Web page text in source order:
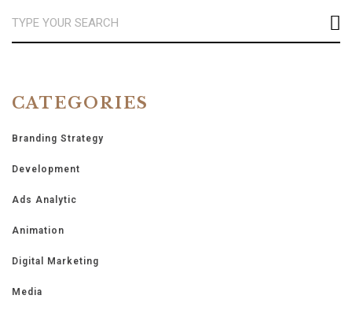
CATEGORIES
Branding Strategy
Development
Ads Analytic
Animation
Digital Marketing
Media